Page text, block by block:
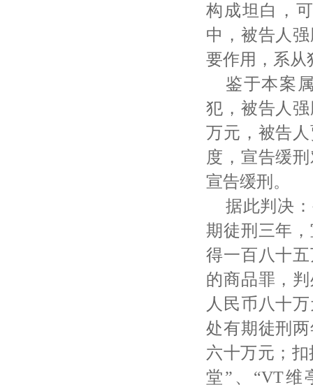
构成坦白，
中，被告人
要作用，系从
鉴于本案
犯，被告人
万元，被告
度，宣告缓
宣告缓刑。
据此判决
期徒刑三年
得一百八十
的商品罪，
人民币八十
处有期徒刑
六十万元；
堂”、“VT维